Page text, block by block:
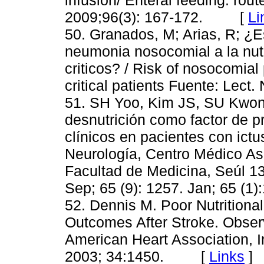
2009;96(3): 167-172. [
50. Granados, M; Arias, R;
neumonia nosocomial a la
criticos? / Risk of
critical patients Fuente:
51. SH Yoo, Kim JS, SU
desnutrición como factor de
clínicos en pacientes con
Neurología, Centro Médico
Facultad de Medicina, Seúl
Sep; 65 (9): 1257. Jan;
52. Dennis M. Poor
Outcomes After Stroke.
American Heart Association,
2003; 34:1450. [ Links ]